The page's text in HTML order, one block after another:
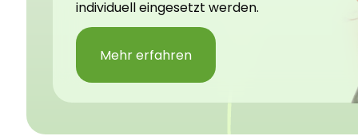
individuell eingesetzt werden.
Mehr erfahren